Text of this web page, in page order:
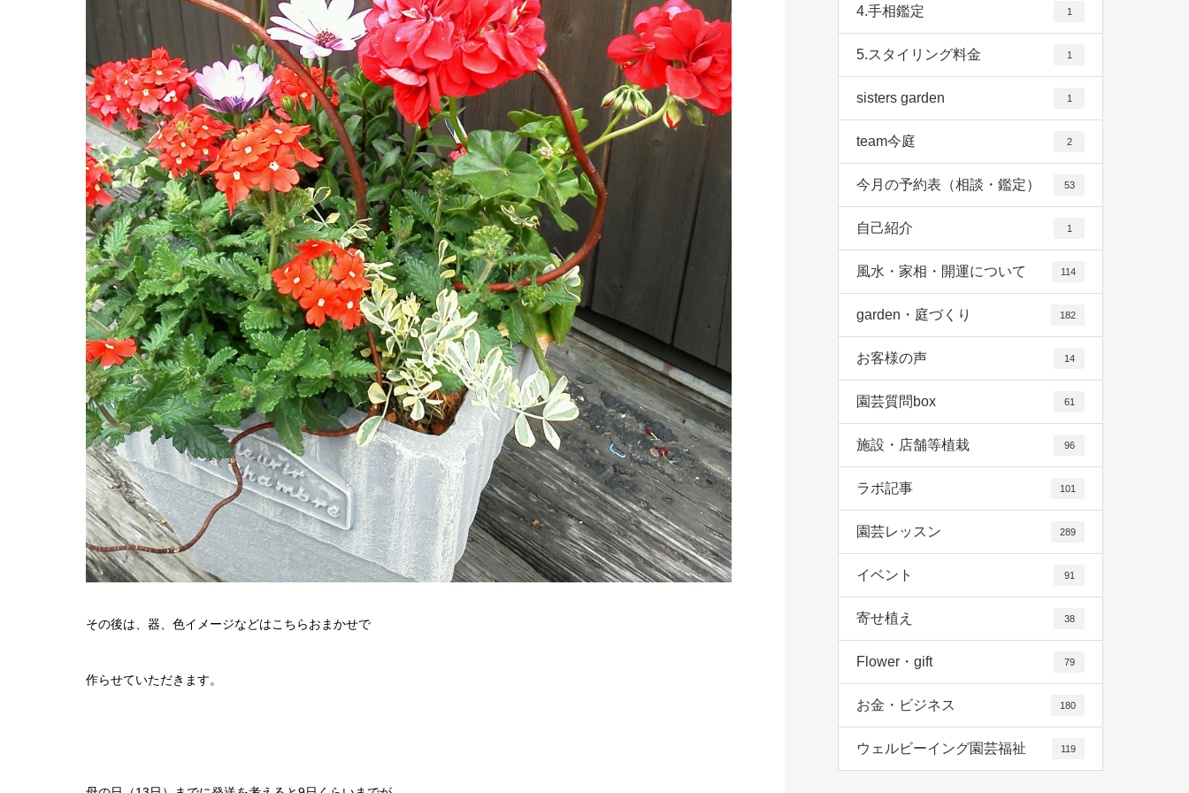
その後は、器、色イメージなどはこちらおまかせで
作らせていただきます。
4.手相鑑定 1
5.スタイリング料金 1
sisters garden 1
team今庭 2
今月の予約表（相談・鑑定） 53
自己紹介 1
風水・家相・開運について 114
garden・庭づくり 182
お客様の声 14
園芸質問box 61
施設・店舗等植栽 96
ラボ記事 101
園芸レッスン 289
イベント 91
寄せ植え 38
Flower・gift 79
お金・ビジネス 180
ウェルビーイング園芸福祉 119